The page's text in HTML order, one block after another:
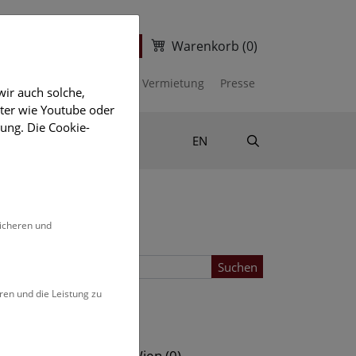
Warenkorb (0)
Vermietung Presse
EN
Suchen
auch solche,
wie Youtube oder
Die Cookie-
und
und die Leistung zu